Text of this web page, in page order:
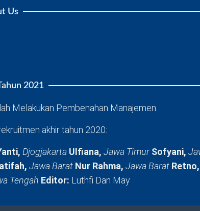
Us
2021
Melakukan Pembenahan Manajemen.
akhir tahun 2020:
Djogjakarta Ulfiana, Jawa TimurSofyani,
Jawa Barat Nur Rahma, Jawa Barat Retno,
Tengah Editor: Luthfi Dan May